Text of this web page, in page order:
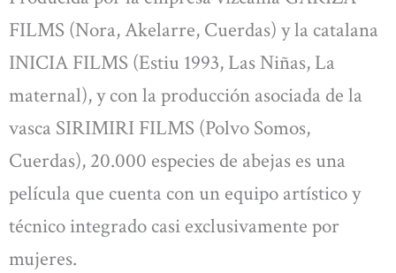
FILMS (Nora, Akelarre, Cuerdas) y la catalana
INICIA FILMS (Estiu 1993, Las Niñas, La
maternal), y con la producción asociada de la
vasca SIRIMIRI FILMS (Polvo Somos,
Cuerdas), 20.000 especies de abejas es una
película que cuenta con un equipo artístico y
técnico integrado casi exclusivamente por
mujeres.